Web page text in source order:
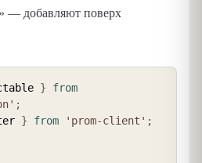
— добавляют поверх
}
from
;
} from 'prom-client' ;